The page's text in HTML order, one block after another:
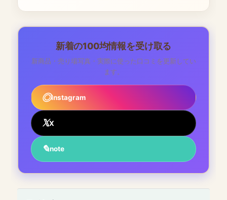
新着の100均情報を受け取る
新商品・売り場写真・実際に使った口コミを更新してい
ます。
Instagram
X
note